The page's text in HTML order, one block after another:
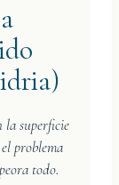
la superficie
problema
todo.